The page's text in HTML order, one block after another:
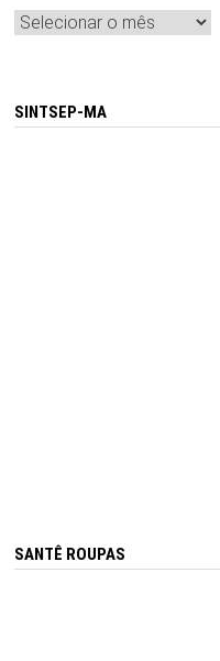
Arquivos
SINTSEP-MA
SANTÊ ROUPAS